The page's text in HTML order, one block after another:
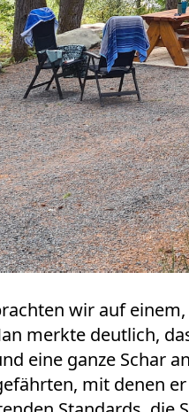
wir auf
merkte deutlich,
eine ganze Schar
mit denen